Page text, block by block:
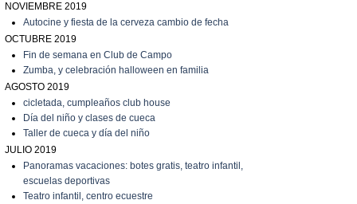
NOVIEMBRE 2019
Autocine y fiesta de la cerveza cambio de fecha
OCTUBRE 2019
Fin de semana en Club de Campo
Zumba, y celebración halloween en familia
AGOSTO 2019
cicletada, cumpleaños club house
Día del niño y clases de cueca
Taller de cueca y día del niño
JULIO 2019
Panoramas vacaciones: botes gratis, teatro infantil,
escuelas deportivas
Teatro infantil, centro ecuestre